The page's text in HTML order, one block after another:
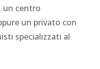
un centro
un privato con
specializzati al